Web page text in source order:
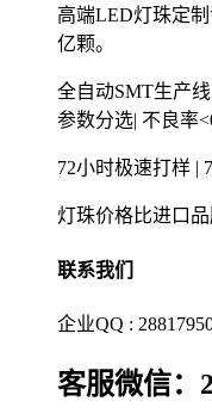
高端LED灯珠定
亿颗。
全自动SMT生产
参数分选| 不良率
72小时极速打样 |
灯珠价格比进口
联系我们
企业QQ :
客服微信：